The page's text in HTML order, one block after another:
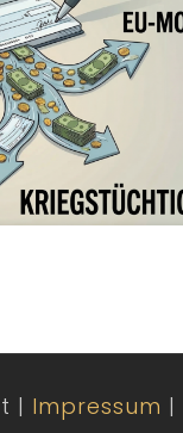
| Impressum |